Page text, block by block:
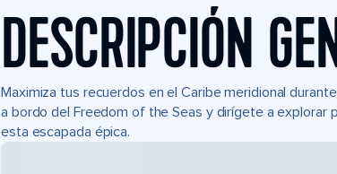
DESCRIPCIÓN
Maximiza tus recuerdos en el Caribe meridional
a bordo del Freedom of the Seas y dirígete a explorar
esta escapada épica.